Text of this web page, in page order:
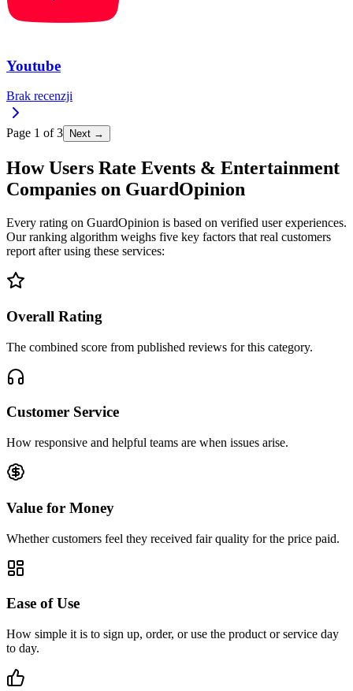
Youtube
Brak recenzji
Page 1 of3 Next →
How Users Rate Events & Entertainment
Companies on GuardOpinion
Every rating on GuardOpinion is based on verified user experiences.
Our ranking algorithm weighs five key factors that real customers
report after using these services:
Overall Rating
The combined score from published reviews for this category.
Customer Service
How responsive and helpful teams are when issues arise.
Value for Money
Whether customers feel they received fair quality for the price paid.
Ease of Use
How simple it is to sign up, order, or use the product or service day
to day.